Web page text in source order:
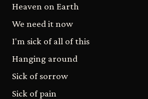
Heaven on Earth
We need it now
I'm sick of all of this
Hanging around
Sick of sorrow
Sick of pain